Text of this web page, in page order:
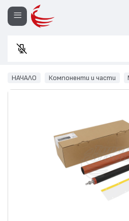
НАЧАЛО Компоненти и части